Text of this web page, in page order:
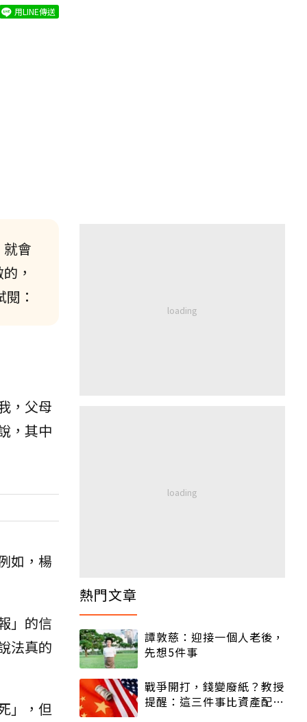
用LINE傳送
會
，
：
，父母
，其中
如，楊
」的信
法真的
」，但
熱門文章
譚敦慈：迎接一個人老後，
先想5件事
戰爭開打，錢變廢紙？教授
提醒：這三件事比資產配置